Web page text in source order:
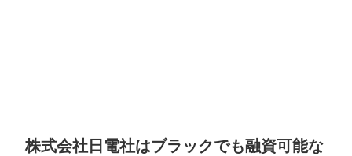
株式会社日電社はブラックでも融資可能な